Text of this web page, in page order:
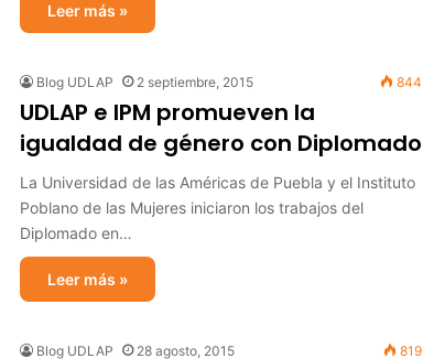
Leer más »
Blog UDLAP 2 septiembre, 2015 844
UDLAP e IPM promueven la
igualdad de género con Diplomado
La Universidad de las Américas de Puebla y el Instituto
Poblano de las Mujeres iniciaron los trabajos del
Diplomado en…
Leer más »
Blog UDLAP 28 agosto, 2015 819